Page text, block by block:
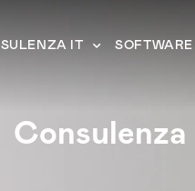
IT SOFTWARE
Consulenza